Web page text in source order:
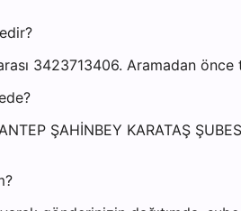
3423713406. Aramadan önce
ŞAHİNBEY KARATAŞ